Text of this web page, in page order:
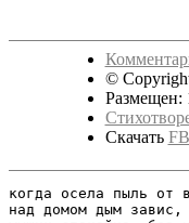
©
Размещен:
Скачать
когда осела пыль от
над домом дым